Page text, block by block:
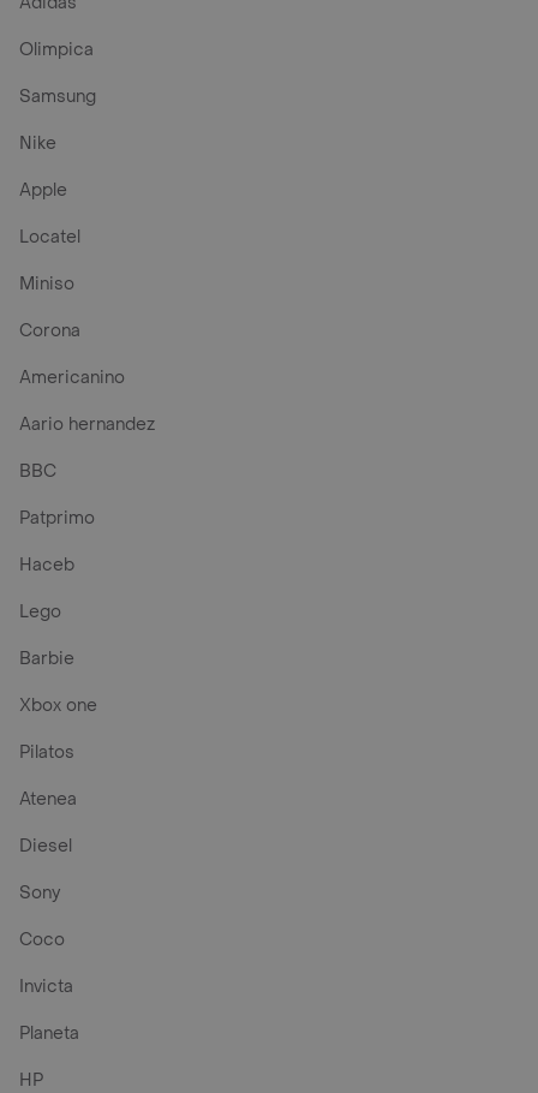
Olimpica
Samsung
Nike
Apple
Locatel
Miniso
Corona
Americanino
Aario hernandez
BBC
Patprimo
Haceb
Lego
Barbie
Xbox one
Pilatos
Atenea
Diesel
Sony
Coco
Invicta
Planeta
HP